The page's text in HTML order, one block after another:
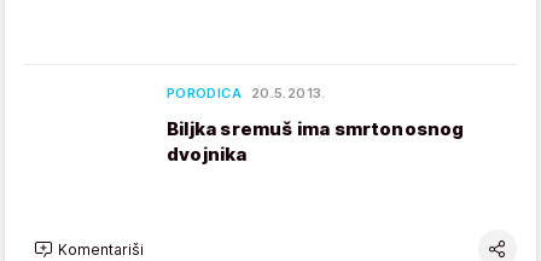
PORODICA 20.5.2013.
Biljka sremuš ima smrtonosnog
dvojnika
Komentariši